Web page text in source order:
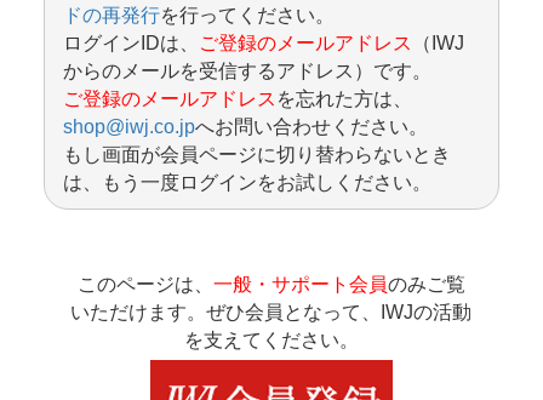
ドの再発行を行ってください。
ログインIDは、
ご登録のメールアドレス
（IWJ
からのメールを受信するアドレス）です。
ご登録のメールアドレス を忘れた方は、
shop@iwj.co.jpへお問い合わせください。
もし画面が会員ページに切り替わらないとき
は、もう一度ログインをお試しください。
このページは、 一般・サポート会員のみご覧
いただけます。ぜひ会員となって、IWJの活動
を支えてください。